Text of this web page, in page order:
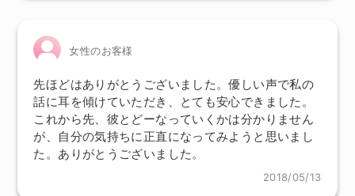
女性のお客様
先ほどはありがとうございました。優しい声で私の
話に耳を傾けていただき、とても安心できました。
これから先、彼とどーなっていくかは分かりません
が、自分の気持ちに正直になってみようと思いまし
た。ありがとうございました。
2018/05/13